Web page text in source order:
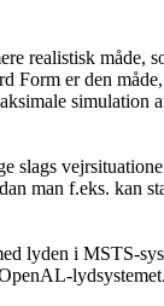
realistisk måde,
Form er den
simulation
slags
man f.eks. kan
lyden i MSTS-